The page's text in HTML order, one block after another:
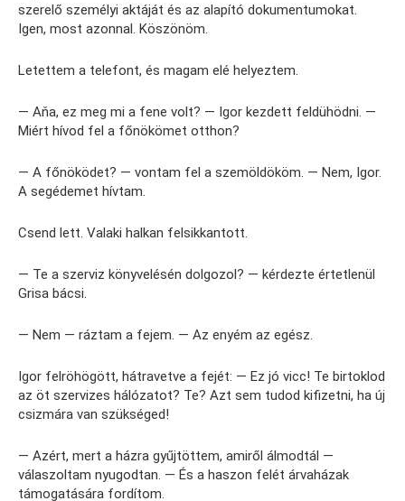
szerelő személyi aktáját és az alapító dokumentumokat.
Igen, most azonnal. Köszönöm.
Letettem a telefont, és magam elé helyeztem.
— Aňa, ez meg mi a fene volt? — Igor kezdett feldühödni. —
Miért hívod fel a főnökömet otthon?
— A főnöködet? — vontam fel a szemöldököm. — Nem, Igor.
A segédemet hívtam.
Csend lett. Valaki halkan felsikkantott.
— Te a szerviz könyvelésén dolgozol? — kérdezte értetlenül
Grisa bácsi.
— Nem — ráztam a fejem. — Az enyém az egész.
Igor felröhögött, hátravetve a fejét: — Ez jó vicc! Te birtoklod
az öt szervizes hálózatot? Te? Azt sem tudod kifizetni, ha új
csizmára van szükséged!
— Azért, mert a házra gyűjtöttem, amiről álmodtál —
válaszoltam nyugodtan. — És a haszon felét árvaházak
támogatására fordítom.